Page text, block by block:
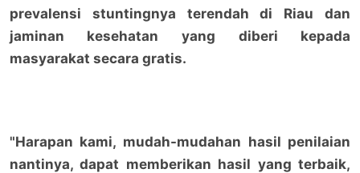
prevalensi stuntingnya terendah di Riau dan
jaminan kesehatan yang diberi kepada
masyarakat secara gratis.
"Harapan kami, mudah-mudahan hasil penilaian
nantinya, dapat memberikan hasil yang terbaik,